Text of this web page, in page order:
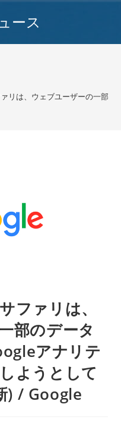
ース
リは、ウェブユーザーの一部
ファリは、
部のデータ
アナリテ
ようとして
) / Google